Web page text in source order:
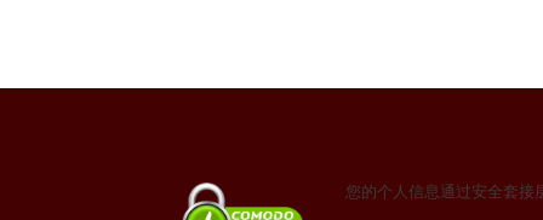
您的个人信息通过安全套接